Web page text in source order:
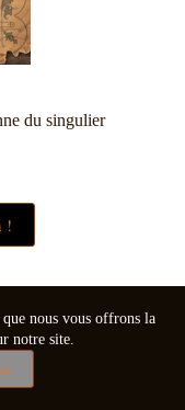
nous vous offrons la
notre site.
du singulier
!
de vente